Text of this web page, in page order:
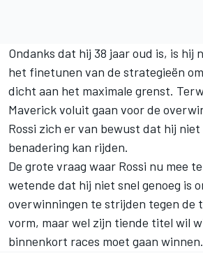
Ondanks dat hij 38 jaar oud is, is hij
het finetunen van de strategieën
dicht aan het maximale grenst.
Maverick voluit gaan voor de
Rossi zich er van bewust dat hij
benadering kan rijden.
De grote vraag waar Rossi nu mee
wetende dat hij niet snel genoeg is
overwinningen te strijden tegen de
vorm, maar wel zijn tiende titel wil
binnenkort races moet gaan winnen.